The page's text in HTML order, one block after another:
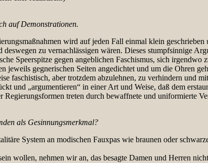
auf Demonstrationen.
wird auf jeden Fall einmal klein
zu vernachlässigen wären. Dieses stumpfsinnige
Speerspitze gegen angeblichen Faschismus, sich
jeweils gegnerischen Seiten angedichtet und um die Ohren
faschistisch, aber trotzdem abzulehnen, zu verhindern und
und „argumentieren“ in einer Art und Weise, daß dem
Regierungsformen treten durch bewaffnete und uniformierte
als Gesinnungsmerkmal?
System an modischen Fauxpas wie braunen oder
wollen, nehmen wir an, das besagte Damen und Herren